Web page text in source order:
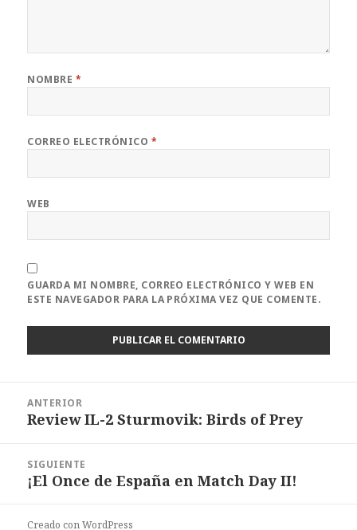
NOMBRE *
CORREO ELECTRÓNICO *
WEB
GUARDA MI NOMBRE, CORREO ELECTRÓNICO Y WEB EN
ESTE NAVEGADOR PARA LA PRÓXIMA VEZ QUE COMENTE.
entradas
ANTERIOR
Entrada
Review IL-2 Sturmovik: Birds of Prey
SIGUIENTE
Entrada
¡El Once de España en Match Day II!
Creado con WordPress